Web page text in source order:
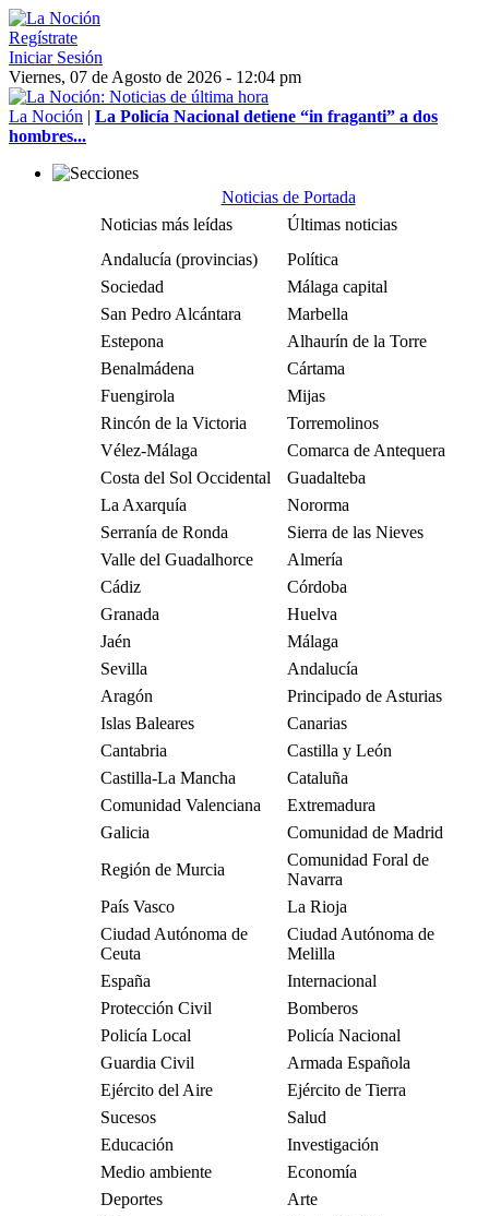
Regístrate
Iniciar Sesión
Viernes, 07 de Agosto de 2026 - 12:04 pm
La Noción | La Policía Nacional detiene “in fraganti” a dos
hombres...
Noticias de Portada
Noticias más leídas
Últimas noticias
Andalucía (provincias)
Política
Sociedad
Málaga capital
San Pedro Alcántara
Marbella
Estepona
Alhaurín de la Torre
Benalmádena
Cártama
Fuengirola
Mijas
Rincón de la Victoria
Torremolinos
Vélez-Málaga
Comarca de Antequera
Costa del Sol Occidental
Guadalteba
La Axarquía
Nororma
Serranía de Ronda
Sierra de las Nieves
Valle del Guadalhorce
Almería
Cádiz
Córdoba
Granada
Huelva
Jaén
Málaga
Sevilla
Andalucía
Aragón
Principado de Asturias
Islas Baleares
Canarias
Cantabria
Castilla y León
Castilla-La Mancha
Cataluña
Comunidad Valenciana
Extremadura
Galicia
Comunidad de Madrid
Región de Murcia
Comunidad Foral de
Navarra
País Vasco
La Rioja
Ciudad Autónoma de
Ceuta
Ciudad Autónoma de
Melilla
España
Internacional
Protección Civil
Bomberos
Policía Local
Policía Nacional
Guardia Civil
Armada Española
Ejército del Aire
Ejército de Tierra
Sucesos
Salud
Educación
Investigación
Medio ambiente
Economía
Deportes
Arte